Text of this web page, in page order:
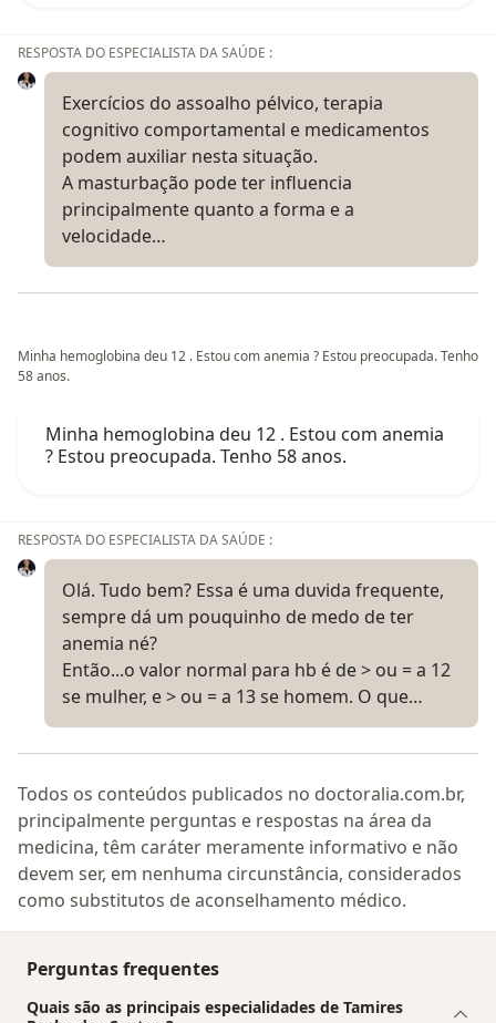
RESPOSTA DO ESPECIALISTA DA SAÚDE :
Exercícios do assoalho pélvico, terapia
cognitivo comportamental e medicamentos
podem auxiliar nesta situação.
A masturbação pode ter influencia
principalmente quanto a forma e a
velocidade…
Minha hemoglobina deu 12 . Estou com anemia ? Estou preocupada. Tenho
58 anos.
Minha hemoglobina deu 12 . Estou com anemia
? Estou preocupada. Tenho 58 anos.
RESPOSTA DO ESPECIALISTA DA SAÚDE :
Olá. Tudo bem? Essa é uma duvida frequente,
sempre dá um pouquinho de medo de ter
anemia né?
Então...o valor normal para hb é de > ou = a 12
se mulher, e > ou = a 13 se homem. O que…
Todos os conteúdos publicados no doctoralia.com.br,
principalmente perguntas e respostas na área da
medicina, têm caráter meramente informativo e não
devem ser, em nenhuma circunstância, considerados
como substitutos de aconselhamento médico.
Perguntas frequentes
Quais são as principais especialidades de Tamires